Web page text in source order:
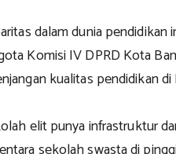
dalam dunia
Komisi IV DPRD Kota
kualitas pendidikan
elit punya infrastruktur